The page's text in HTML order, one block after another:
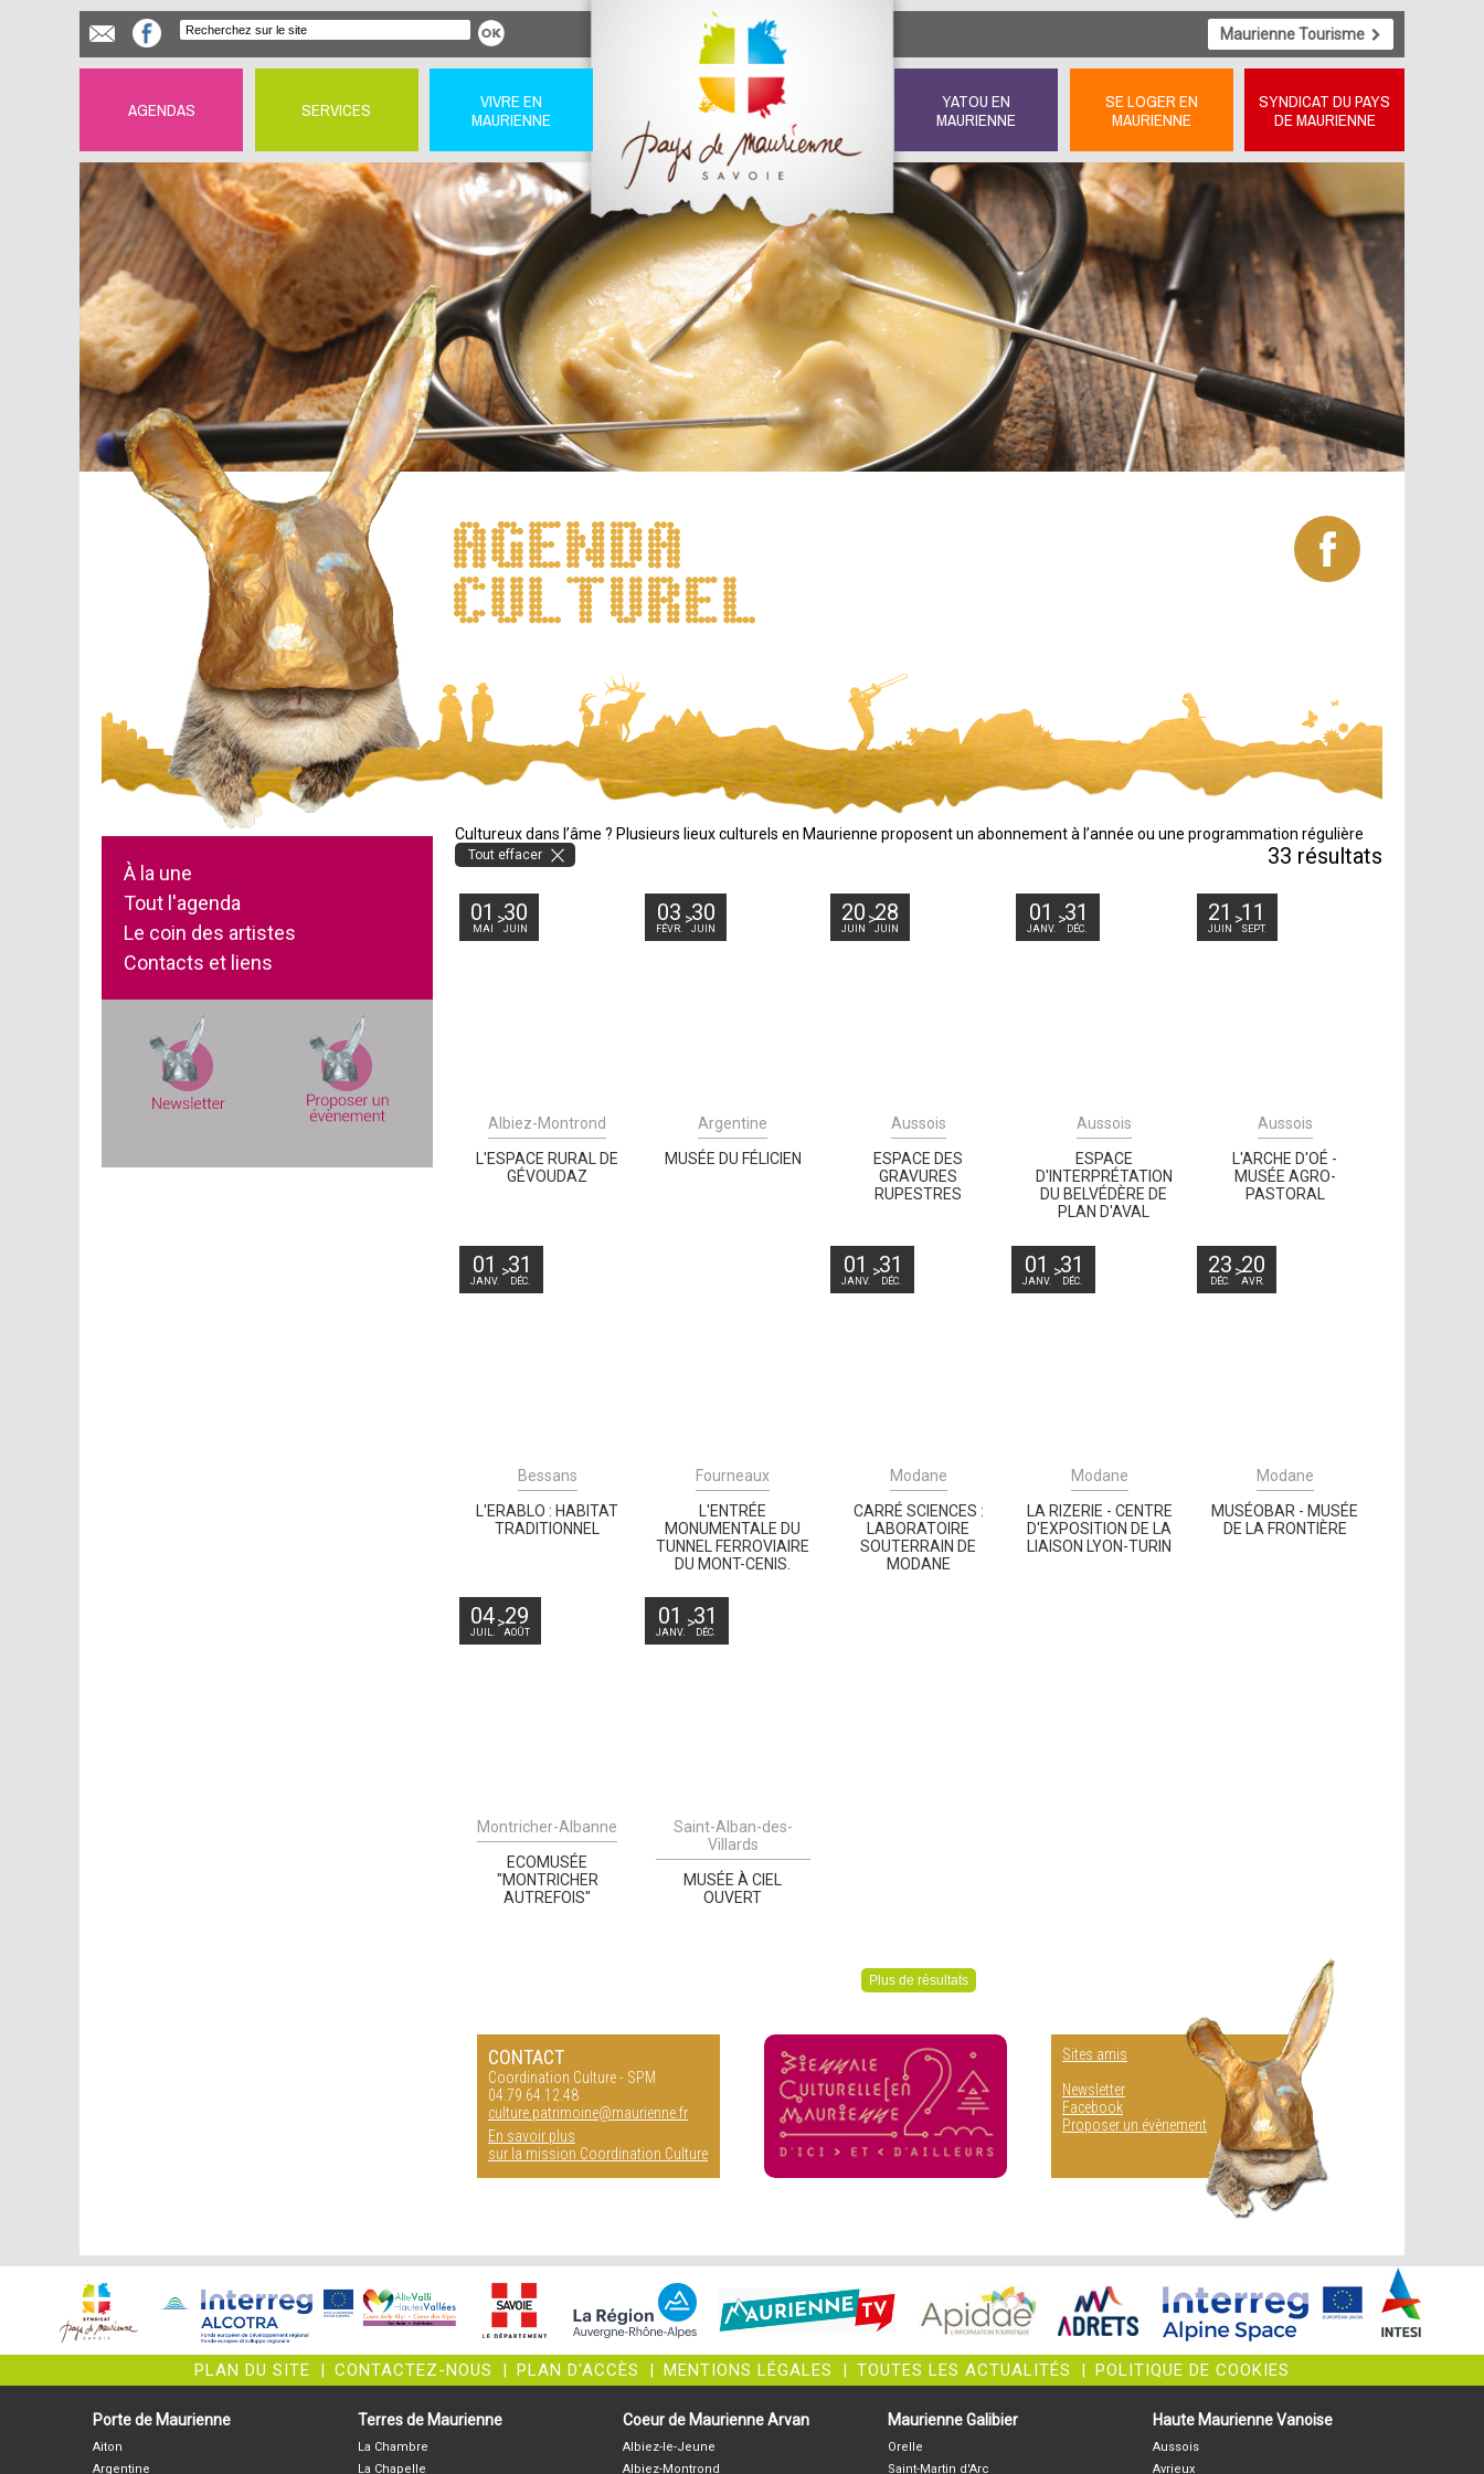
Maurienne Tourisme
AGENDAS SERVICES
VIVRE EN
MAURIENNE
YATOU EN
MAURIENNE
SE LOGER EN
MAURIENNE
SYNDICAT DU PAYS
DE MAURIENNE
À la une
Tout l'agenda
Le coin des artistes
Contacts et liens
Cultureux dans l’âme ? Plusieurs lieux culturels en Maurienne proposent un abonnement à l’année ou une programmation régulière
33 résultats
Tout effacer
01
MAI
30
JUIN
Albiez-Montrond
L'ESPACE RURAL DE
GÉVOUDAZ
03
FÉVR.
30
JUIN
Argentine
MUSÉE DU FÉLICIEN
20
JUIN
28
JUIN
Aussois
ESPACE DES
GRAVURES
RUPESTRES
01
JANV.
31
DÉC.
Aussois
ESPACE
D'INTERPRÉTATION
DU BELVÉDÈRE DE
PLAN D'AVAL
21
JUIN
11
SEPT.
Aussois
L'ARCHE D'OÉ -
MUSÉE AGRO-
PASTORAL
01
JANV.
31
DÉC.
Bessans
L'ERABLO : HABITAT
TRADITIONNEL
Fourneaux
L'ENTRÉE
MONUMENTALE DU
TUNNEL FERROVIAIRE
DU MONT-CENIS.
01
JANV.
31
DÉC.
Modane
CARRÉ SCIENCES :
LABORATOIRE
SOUTERRAIN DE
MODANE
01
JANV.
31
DÉC.
Modane
LA RIZERIE - CENTRE
D'EXPOSITION DE LA
LIAISON LYON-TURIN
23
DÉC.
20
AVR.
Modane
MUSÉOBAR - MUSÉE
DE LA FRONTIÈRE
04
JUIL.
29
AOÛT
Montricher-Albanne
ECOMUSÉE
"MONTRICHER
AUTREFOIS"
01
JANV.
31
DÉC.
Saint-Alban-des-
Villards
MUSÉE À CIEL
OUVERT
Plus de résultats
CONTACT
Coordination Culture - SPM
04.79.64.12.48
culture.patrimoine@maurienne.fr
En savoir plus
sur la mission Coordination Culture
Sites amis
Newsletter
Facebook
Proposer un évènement
PLAN DU SITE | CONTACTEZ-NOUS | PLAN D'ACCÈS | MENTIONS LÉGALES | TOUTES LES ACTUALITÉS | POLITIQUE DE COOKIES
Porte de Maurienne
Aiton
Argentine
Terres de Maurienne
La Chambre
La Chapelle
Coeur de Maurienne Arvan
Albiez-le-Jeune
Albiez-Montrond
Maurienne Galibier
Orelle
Saint-Martin d'Arc
Haute Maurienne Vanoise
Aussois
Avrieux